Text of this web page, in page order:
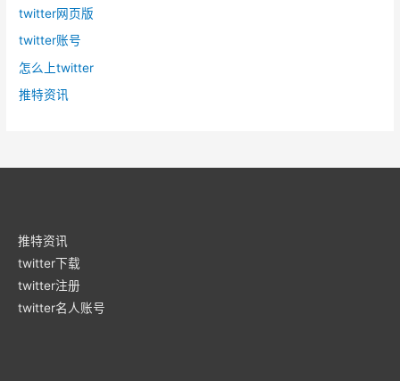
twitter网页版
twitter账号
怎么上twitter
推特资讯
推特资讯
twitter下载
twitter注册
twitter名人账号